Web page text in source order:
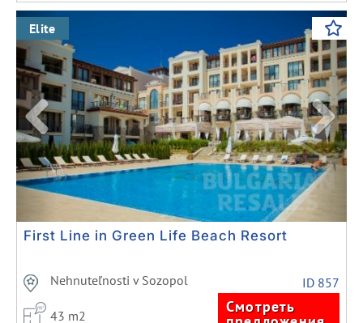
Previous Next
Elite
First Line in Green Life Beach Resort
Nehnuteľnosti v Sozopol ID 857
43 m2 Смотреть